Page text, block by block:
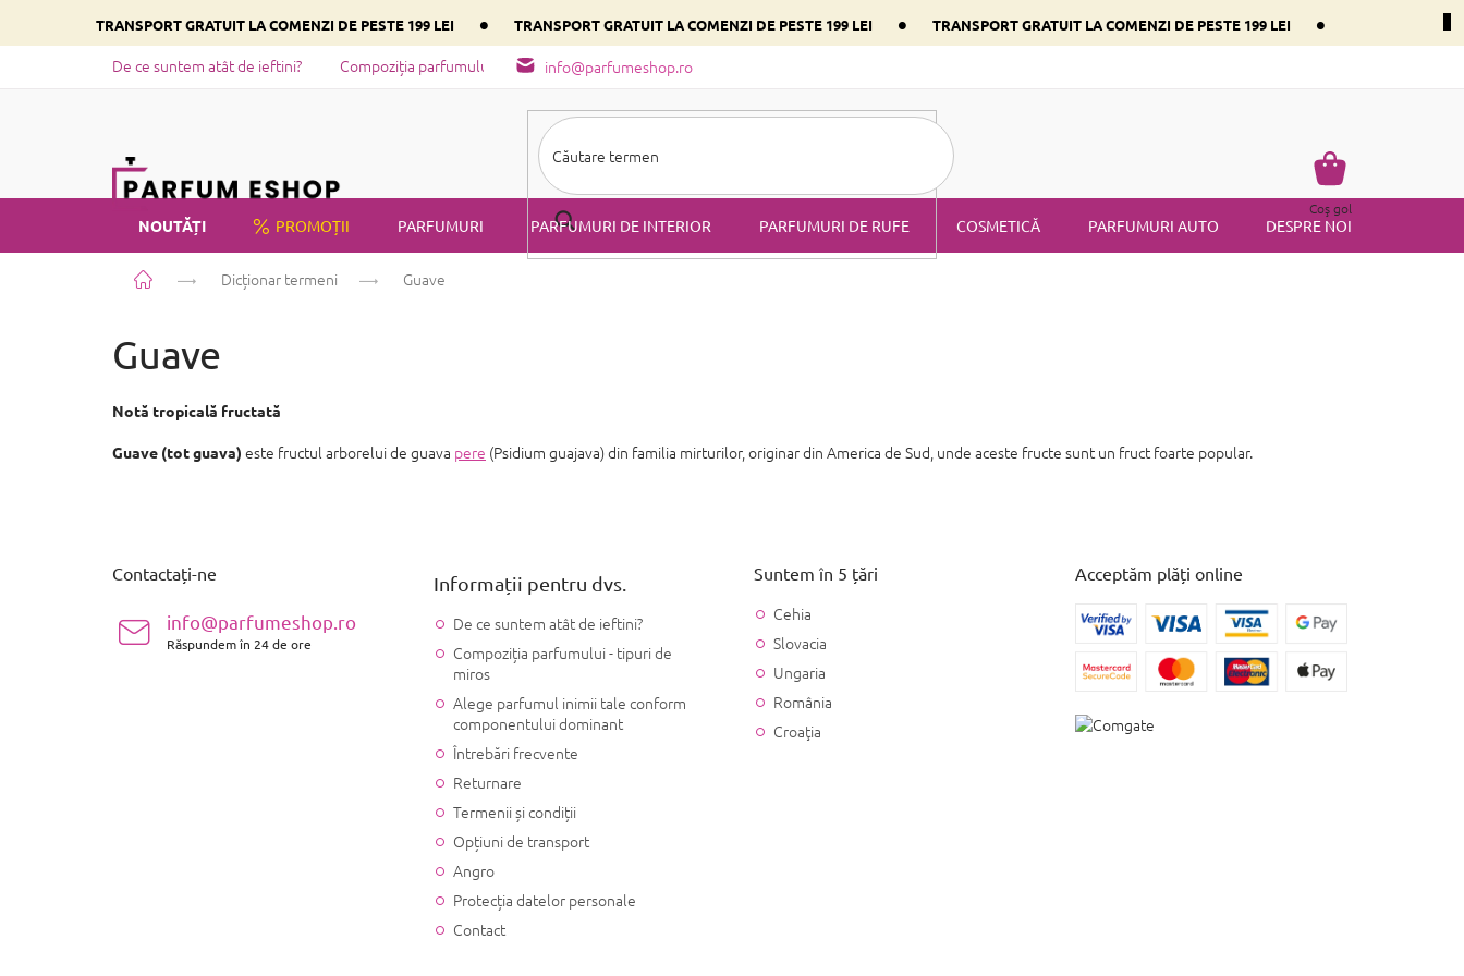
conținut
TRANSPORT GRATUIT LA COMENZI DE PESTE 199 LEI • TRANSPORT GRATUIT LA COMENZI DE PESTE 199 LEI • TRANSPORT GRATUIT LA COMENZI DE PESTE 199 LEI •
info@parfumeshop.ro
De ce suntem atât de ieftini? Compoziția parfumului - tipuri de miros Alege parfumul inimii tale conform componentului dominant
Coş
de
cumpărături
Coş gol
NOUTĂȚI PROMOȚII PARFUMURI PARFUMURI DE INTERIOR PARFUMURI DE RUFE COSMETICĂ PARFUMURI AUTO DESPRE NOI
PRIVATE LABEL
Acasă Dicționar termeni Guave
Guave
Notă tropicală fructată
Guave (tot guava) este fructul arborelui de guava pere (Psidium guajava) din familia mirturilor, originar din America de Sud, unde aceste fructe sunt un fruct foarte popular.
Contactați-ne
info@parfumeshop.ro
Răspundem în 24 de ore
Informații pentru dvs.
De ce suntem atât de ieftini?
Compoziția parfumului - tipuri de
miros
Alege parfumul inimii tale conform
componentului dominant
Întrebări frecvente
Returnare
Termenii și condiții
Opțiuni de transport
Angro
Protecția datelor personale
Contact
Suntem în 5 țări
Cehia
Slovacia
Ungaria
România
Croaţia
Acceptăm plăți online